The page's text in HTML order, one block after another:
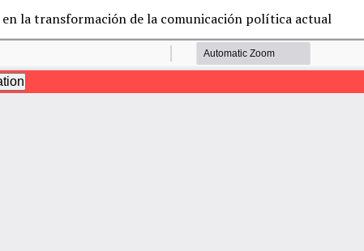
la transformación de la comunicación política actual